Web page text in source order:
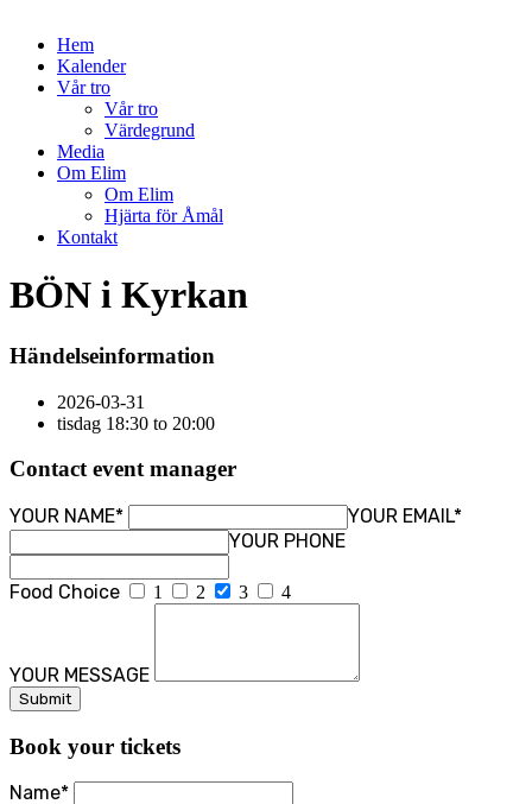
Hem
Kalender
Vår tro
Vår tro
Värdegrund
Media
Om Elim
Om Elim
Hjärta för Åmål
Kontakt
BÖN i Kyrkan
Händelseinformation
2026-03-31
tisdag 18:30 to 20:00
Contact event manager
YOUR NAME*
YOUR EMAIL*
YOUR PHONE
Food Choice 1 2 3 4
YOUR MESSAGE
Book your tickets
Name*